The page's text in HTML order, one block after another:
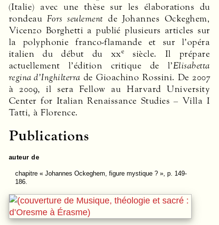
(Italie) avec une thèse sur les élaborations du
rondeau Fors seulement de Johannes Ockeghem,
Vicenzo Borghetti a publié plusieurs articles sur
la polyphonie franco-flamande et sur l’opéra
italien du début du xxe
siècle. Il prépare
actuellement l’édition critique de l’Elisabetta
regina d’Inghilterra de Gioachino Rossini. De 2007
à 2009, il sera Fellow au Harvard University
Center for Italian Renaissance Studies – Villa I
Tatti, à Florence.
Publications
auteur de
chapitre« Johannes Ockeghem, figure mystique ? », p. 149-
186.